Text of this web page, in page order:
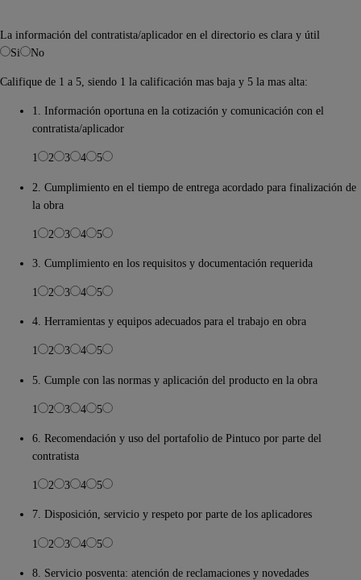
La información del contratista/aplicador en el directorio es clara y útil
Si
No
Califique de 1 a 5, siendo 1 la calificación mas baja y 5 la mas alta:
1. Información oportuna en la cotización y comunicación con el
contratista/aplicador
1 2 3 4 5
2. Cumplimiento en el tiempo de entrega acordado para finalización de
la obra
1 2 3 4 5
3. Cumplimiento en los requisitos y documentación requerida
1 2 3 4 5
4. Herramientas y equipos adecuados para el trabajo en obra
1 2 3 4 5
5. Cumple con las normas y aplicación del producto en la obra
1 2 3 4 5
6. Recomendación y uso del portafolio de Pintuco por parte del
contratista
1 2 3 4 5
7. Disposición, servicio y respeto por parte de los aplicadores
1 2 3 4 5
8. Servicio posventa: atención de reclamaciones y novedades